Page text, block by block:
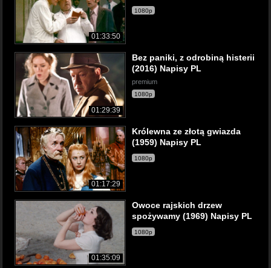
01:33:50
1080p
01:29:39
Bez paniki, z odrobiną histerii
(2016) Napisy PL
premium
1080p
01:17:29
Królewna ze złotą gwiazda
(1959) Napisy PL
1080p
01:35:09
Owoce rajskich drzew
spożywamy (1969) Napisy PL
1080p